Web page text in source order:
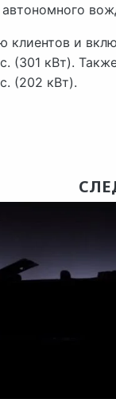
клиентов и
(301 кВт).
(202 кВт).